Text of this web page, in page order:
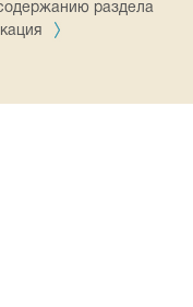
раздела